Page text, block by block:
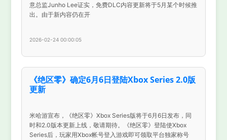
意总监Junho Lee证实，免费DLC内容更新将于5月某个时候推
出。由于新内容仍在开
2026-02-24 00:00:05
《绝区零》确定6月6日登陆Xbox Series 2.0版
更新
米哈游宣布，《绝区零》Xbox Series版将于6月6日发布，同
时和2.0版本更新上线，敬请期待。《绝区零》登陆使Xbox
Series后，玩家用Xbox帐号登入游戏即可领取平台独家称号